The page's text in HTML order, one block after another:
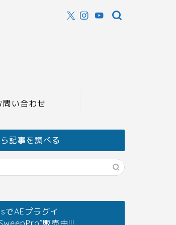
問い合わせ
記事を調べる
AEプラグイ
販売中!!!